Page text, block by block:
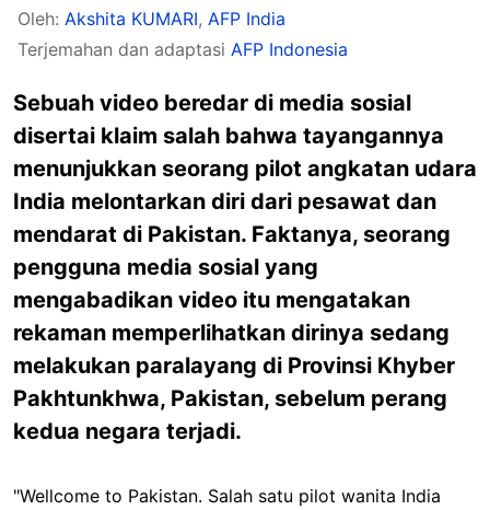
Oleh: Akshita KUMARI, AFP India
Terjemahan dan adaptasi AFP Indonesia
Sebuah video beredar di media sosial
disertai klaim salah bahwa tayangannya
menunjukkan seorang pilot angkatan udara
India melontarkan diri dari pesawat dan
mendarat di Pakistan. Faktanya, seorang
pengguna media sosial yang
mengabadikan video itu mengatakan
rekaman memperlihatkan dirinya sedang
melakukan paralayang di Provinsi Khyber
Pakhtunkhwa, Pakistan, sebelum perang
kedua negara terjadi.
"Wellcome to Pakistan. Salah satu pilot wanita India